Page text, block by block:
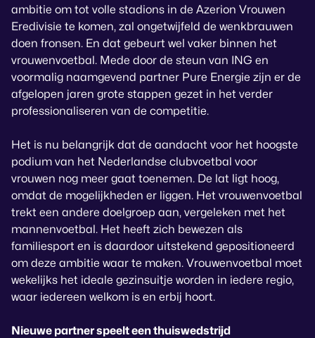
ambitie om tot volle stadions in de Azerion Vrouwen
Eredivisie te komen, zal ongetwijfeld de wenkbrauwen
doen fronsen. En dat gebeurt wel vaker binnen het
vrouwenvoetbal. Mede door de steun van ING en
voormalig naamgevend partner Pure Energie zijn er de
afgelopen jaren grote stappen gezet in het verder
professionaliseren van de competitie.
Het is nu belangrijk dat de aandacht voor het hoogste
podium van het Nederlandse clubvoetbal voor
vrouwen nog meer gaat toenemen. De lat ligt hoog,
omdat de mogelijkheden er liggen. Het vrouwenvoetbal
trekt een andere doelgroep aan, vergeleken met het
mannenvoetbal. Het heeft zich bewezen als
familiesport en is daardoor uitstekend gepositioneerd
om deze ambitie waar te maken. Vrouwenvoetbal moet
wekelijks het ideale gezinsuitje worden in iedere regio,
waar iedereen welkom is en erbij hoort.
Nieuwe partner speelt een thuiswedstrijd